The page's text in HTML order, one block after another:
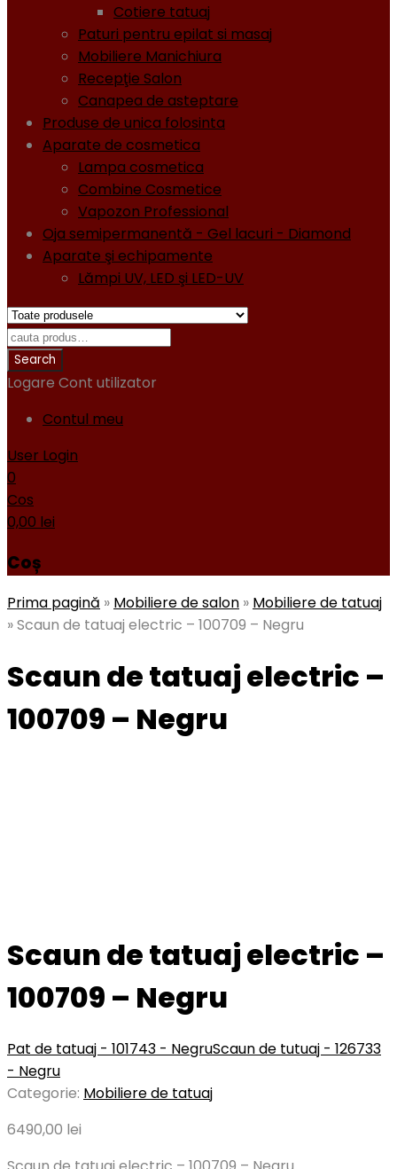
Cotiere tatuaj
Paturi pentru epilat si masaj
Mobiliere Manichiura
Recepţie Salon
Canapea de asteptare
Produse de unica folosinta
Aparate de cosmetica
Lampa cosmetica
Combine Cosmetice
Vapozon Professional
Oja semipermanentă - Gel lacuri - Diamond
Aparate şi echipamente
Lămpi UV, LED şi LED-UV
Logare Cont utilizator
Contul meu
User Login
0
Cos
0,00 lei
Coș
Prima pagină » Mobiliere de salon » Mobiliere de tatuaj
»Scaun de tatuaj electric – 100709 – Negru
Scaun de tatuaj electric –
100709 – Negru
Scaun de tatuaj electric –
100709 – Negru
Pat de tatuaj - 101743 - NegruScaun de tutuaj - 126733
- Negru
Categorie: Mobiliere de tatuaj
6490,00 lei